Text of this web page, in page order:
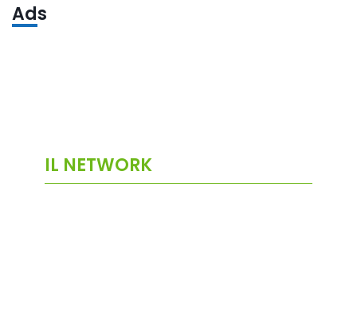
Ads
IL NETWORK